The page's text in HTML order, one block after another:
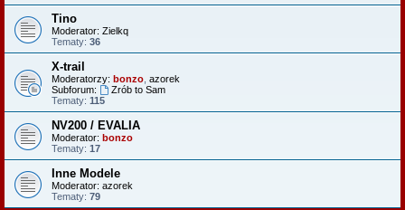
Tino
Moderator: Zielkq
Tematy: 36
X-trail
Moderatorzy: bonzo azorek
Subforum:
Zrób to Sam
Tematy: 115
NV200 / EVALIA
Moderator: bonzo
Tematy: 17
Inne Modele
Moderator: azorek
Tematy: 79